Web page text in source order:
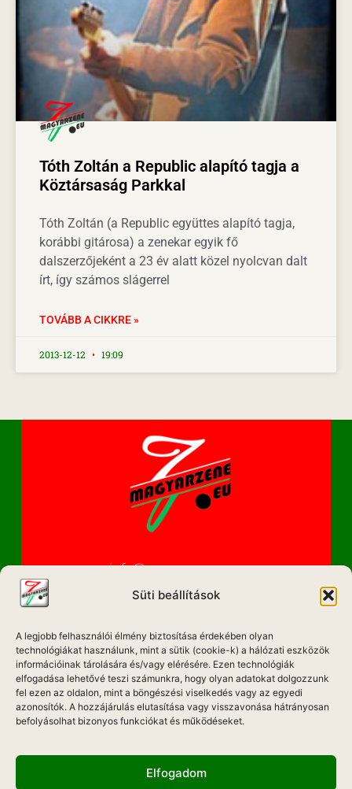
Süti beállítások
A legjobb felhasználói élmény biztosítása érdekében olyan
technológiákat használunk, mint a sütik (cookie-k) a hálózati eszközök
információinak tárolására és/vagy elérésére. Ezen technológiák
elfogadása lehetővé teszi számunkra, hogy olyan adatokat dolgozzunk
fel ezen az oldalon, mint a böngészési viselkedés vagy az egyedi
azonosítók. A hozzájárulás elutasítása vagy visszavonása hátrányosan
befolyásolhat bizonyos funkciókat és működéseket.
Elfogadom
Tóth Zoltán a Republic alapító tagja a
Köztársaság Parkkal
Tóth Zoltán (a Republic együttes alapító tagja,
korábbi gitárosa) a zenekar egyik fő
dalszerzőjeként a 23 év alatt közel nyolcvan dalt
írt, így számos slágerrel
TOVÁBB A CIKKRE »
2013-12-12 19:09
info@magyarzene.eu
IMPRESSZUM
ETIKAI KÓDEX
MÉDIA AJÁNLAT
ADATKEZELÉSI NYILATKOZAT